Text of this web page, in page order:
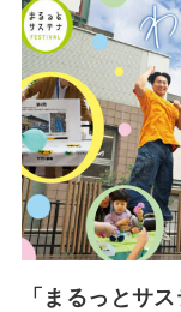
「まるっとサ